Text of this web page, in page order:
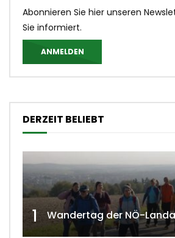
Abonnieren Sie hier unseren
Sie informiert.
ANMELDEN
DERZEIT BELIEBT
1